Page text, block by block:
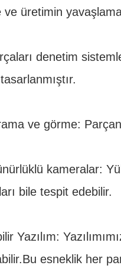
ve üretimin
denetim
ve görme:
kameralar:
bile tespit edebilir.
Yazılım:
esneklik her